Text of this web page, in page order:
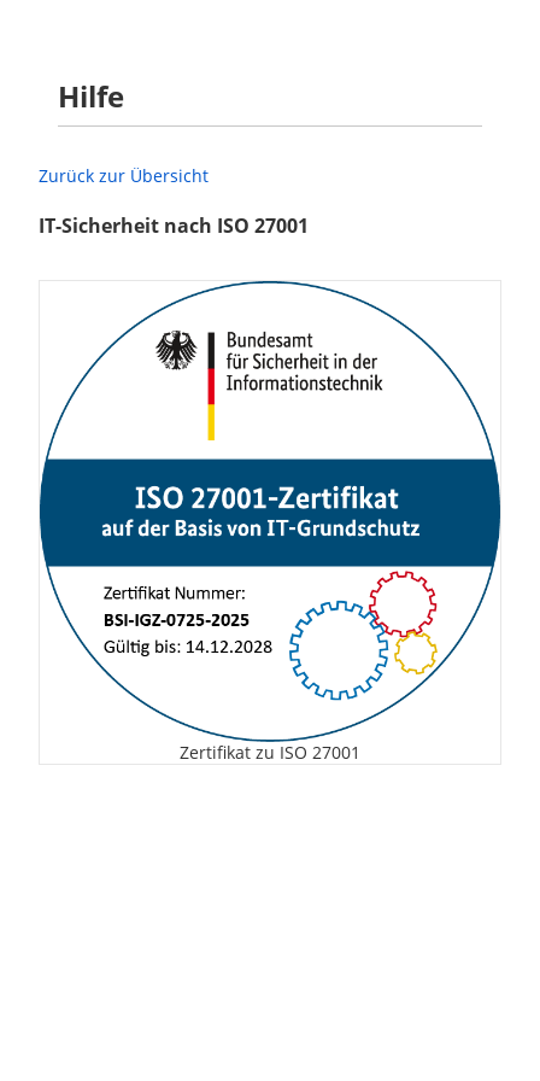
Hilfe
Zurück zur Übersicht
IT-Sicherheit nach ISO 27001
Zertifikat zu ISO 27001